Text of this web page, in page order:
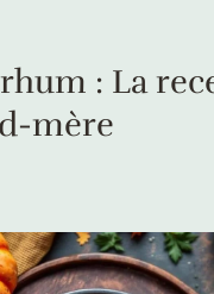
: La
mère